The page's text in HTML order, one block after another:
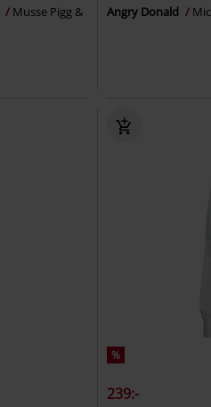
Musse Pigg &
Angry Donald
%
239:-